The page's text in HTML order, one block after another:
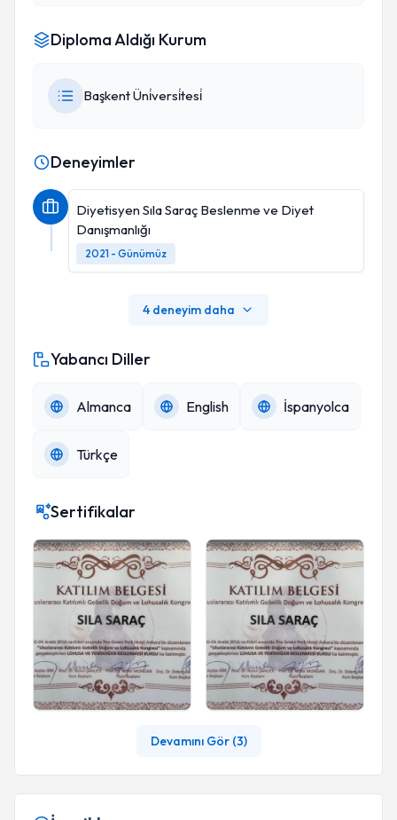
Diploma Aldığı Kurum
Başkent Üni̇versi̇tesi̇
Deneyimler
Diyetisyen Sıla Saraç Beslenme ve Diyet
Danışmanlığı
2021 - Günümüz
4 deneyim daha
Yabancı Diller
Almanca English İspanyolca
Türkçe
Sertifikalar
Devamını Gör (3)